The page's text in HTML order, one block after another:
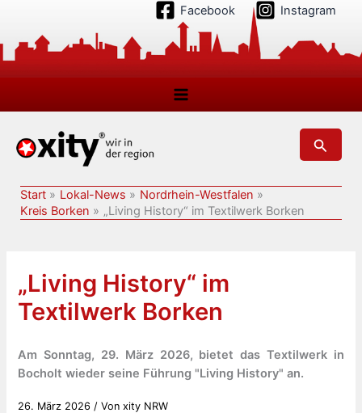
springen
Facebook Instagram
Suchen
Start Lokal-News
Nordrhein-Westfalen
Kreis Borken
„Living History“ im Textilwerk Borken
„Living History“ im
Textilwerk Borken
Am Sonntag, 29. März 2026, bietet das Textilwerk in
Bocholt wieder seine Führung "Living History" an.
26. März 2026 / Vonxity NRW